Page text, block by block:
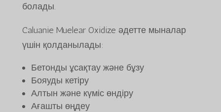
болады.
Caluanie Muelear Oxidize әдетте мыналар
үшін қолданылады:
Бетонды ұсақтау және бұзу
Бояуды кетіру
Алтын және күміс өндіру
Ағашты өңдеу